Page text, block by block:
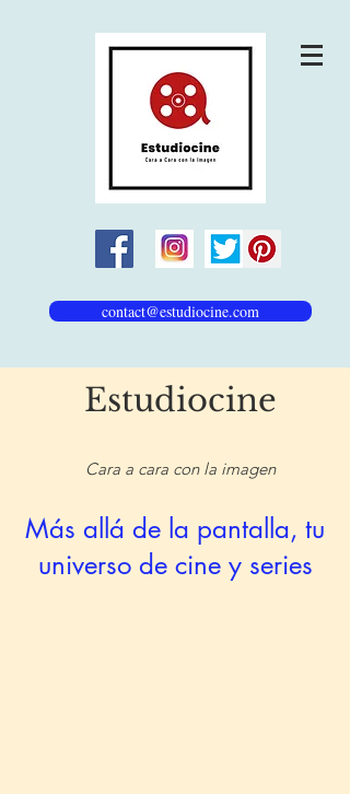
contact@estudiocine.com
Estudiocine
Cara a cara con la imagen
Más allá de la pantalla, tu
universo de cine y series